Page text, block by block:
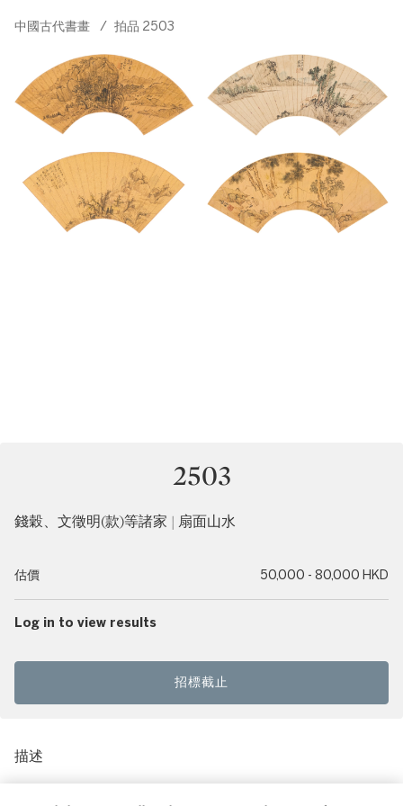
中國古代書畫 / 拍品 2503
2503
錢穀、文徵明(款)等諸家 | 扇面山水
估價 50,000 - 80,000 HKD
Log in to view results
招標截止
描述